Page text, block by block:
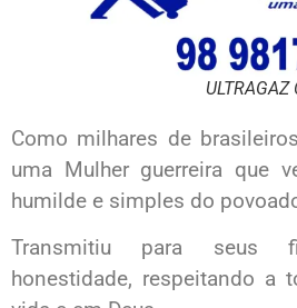
ULTRAGAZ
Como milhares de
uma Mulher guerreira que
humilde e simples do
Transmitiu para seus
honestidade, respeitando a